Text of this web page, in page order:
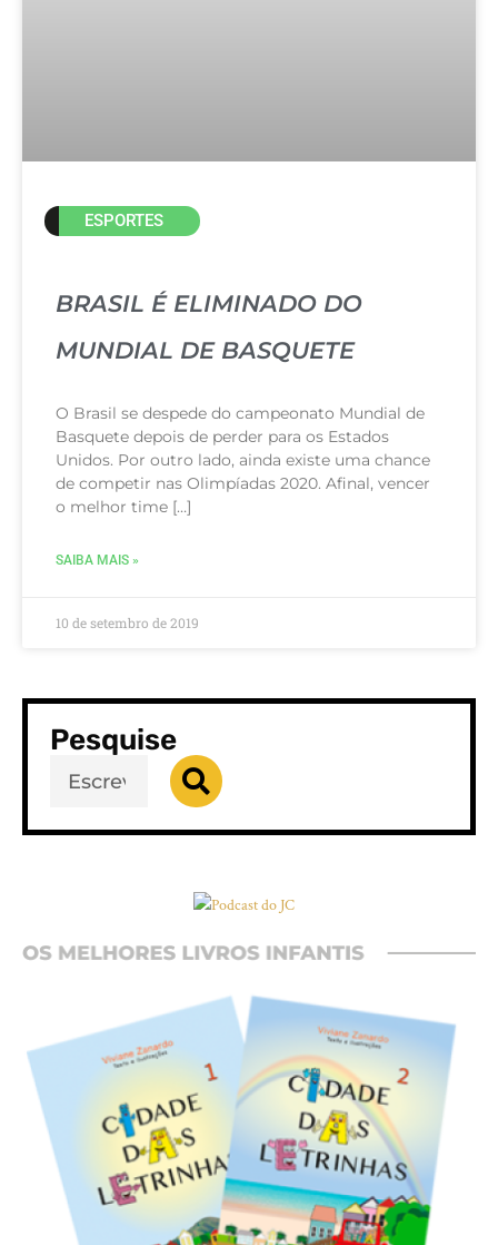
ESPORTES
BRASIL É ELIMINADO DO
MUNDIAL DE BASQUETE
O Brasil se despede do campeonato Mundial de
Basquete depois de perder para os Estados
Unidos. Por outro lado, ainda existe uma chance
de competir nas Olimpíadas 2020. Afinal, vencer
o melhor time […]
SAIBA MAIS »
10 de setembro de 2019
Pesquise